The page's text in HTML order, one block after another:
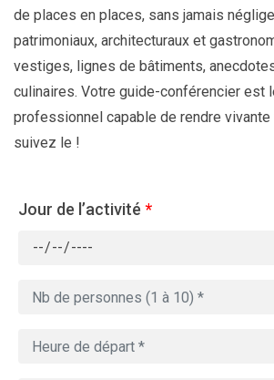
de places en places, sans jamais
patrimoniaux, architecturaux et
vestiges, lignes de bâtiments,
culinaires. Votre guide-conférencier est
professionnel capable de rendre
suivez le !
Jour de l’activité *